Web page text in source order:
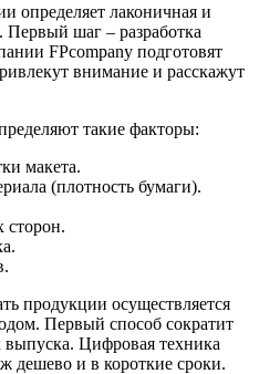
определяет лаконичная и
шаг – разработка
FPcompany подготовят
внимание и расскажут
такие факторы:
макета.
(плотность бумаги).
сторон.
продукции осуществляется
Первый способ сократит
Цифровая техника
дешево и в короткие сроки.